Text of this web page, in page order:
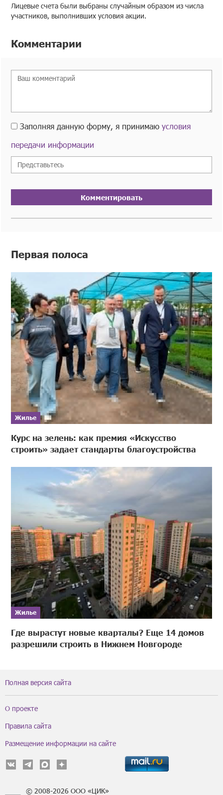
Лицевые счета были выбраны случайным образом из числа
участников, выполнивших условия акции.
Комментарии
Заполняя данную форму, я принимаюусловия
передачи информации
Комментировать
Первая полоса
Жилье
Курс на зелень: как премия «Искусство
строить» задает стандарты благоустройства
Жилье
Где вырастут новые кварталы? Еще 14 домов
разрешили строить в Нижнем Новгороде
Полная версия сайта
О проекте
Правила сайта
Размещение информации на сайте
© 2008-2026 ООО «ЦИК»